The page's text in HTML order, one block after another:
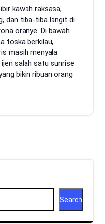
kawah raksasa,
dan tiba-tiba langit di
oranye. Di bawah
toska berkilau,
masih menyala
salah satu sunrise
bikin ribuan orang
Search